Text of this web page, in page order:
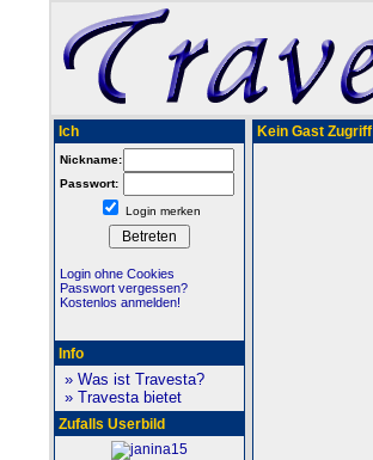
Ich
Nickname:
Passwort:
Login merken
Login ohne Cookies
Passwort vergessen?
Kostenlos anmelden!
Info
» Was ist Travesta?
» Travesta bietet
Zufalls Userbild
Kein Gast Zugriff